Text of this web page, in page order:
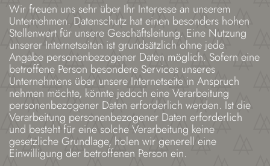
Wir freuen uns sehr über Ihr Interesse an unserem
Unternehmen. Datenschutz hat einen besonders hohen
Stellenwert für unsere Geschäftsleitung. Eine Nutzung
unserer Internetseiten ist grundsätzlich ohne jede
Angabe personenbezogener Daten möglich. Sofern eine
betroffene Person besondere Services unseres
Unternehmens über unsere Internetseite in Anspruch
nehmen möchte, könnte jedoch eine Verarbeitung
personenbezogener Daten erforderlich werden. Ist die
Verarbeitung personenbezogener Daten erforderlich
und besteht für eine solche Verarbeitung keine
gesetzliche Grundlage, holen wir generell eine
Einwilligung der betroffenen Person ein.